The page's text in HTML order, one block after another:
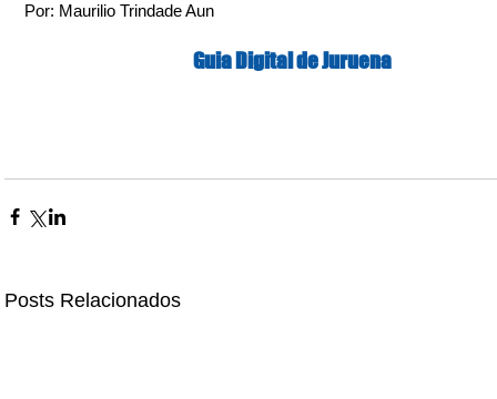
Por: Maurilio Trindade Aun
Guia Digital de Juruena
Posts Relacionados